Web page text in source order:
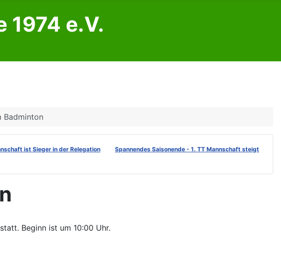
e.V.
Badminton
ist Sieger in der Relegation
Spannendes Saisonende - 1. TT Mannschaft steigt
Beginn ist um 10:00 Uhr.